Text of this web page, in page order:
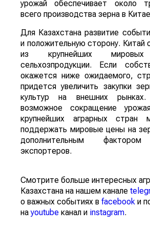
урожай обеспечивает около
всего производства зерна в
Для Казахстана развитие
и положительную сторону. Китай
из крупнейших мировых
сельхозпродукции. Если
окажется ниже ожидаемого,
придется увеличить закупки
культур на внешних
возможное сокращение
крупнейших аграрных стран
поддержать мировые цены на
дополнительным
экспортеров.
Смотрите больше интересных
Казахстана на нашем канале
о важных событиях в facebook и
наyoutube канал и instagram.